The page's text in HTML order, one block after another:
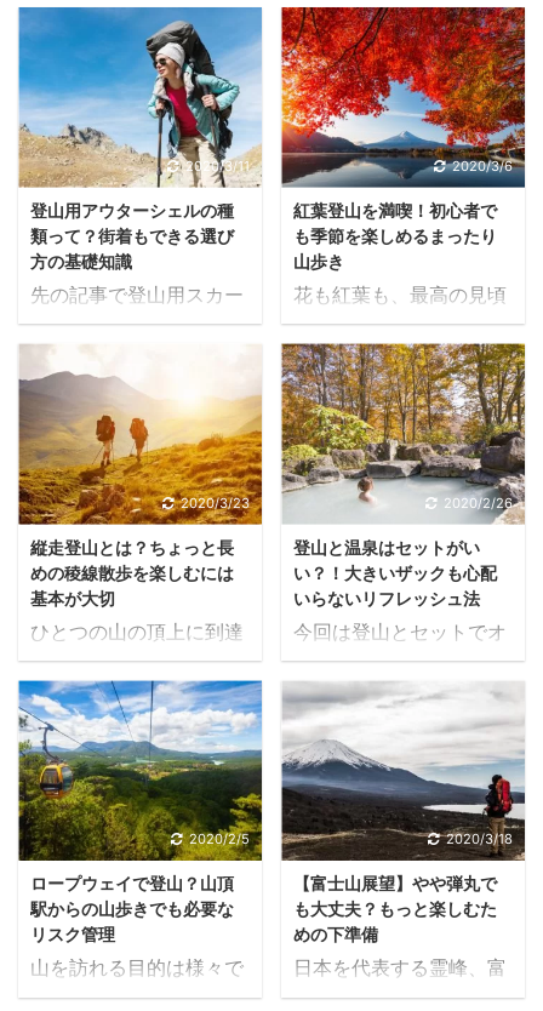
るアイテムになっている
のです。 今回はそんなト
レッキングポールに注目
します。正しい使用法を
把握し、有効に活用して
いきましょう。 トレッキ
ングポールは3種類 トレ
ッキングポールは飛躍的
に進化しており、 ...
耐え、ダメージやストレ
スに強く、なおかつ背負
っても不快に感じさせな
い質感が必要です。 不快
に感じさせないというと
少々わかりにくいです
が、具体的には歩行時に
しっかり背中で固定さ
れ、負荷のかかる肩にか
...
のが雨具です。 しかし一
口に雨具といっても様々
ですよね。一般的には折
りたたみ傘、雨合羽、ポ
ンチョなどを思い浮かべ
る人も多いでしょう。 し
かし実は、登山用として
「レインウェア」という
専用の雨具があるので
す。今回はそんなレイン
ウェアをテーマに取り上
一般的な雨合羽という
と、ワンピースのスタイ
ルです。一見合理的です
が、歩きにくく動作が制
限されてしまうのが難点
です。 また、膝から下に
ついてはカバーされてい
ないものが大半であり ...
ナップザック、寝袋、雨
具…どれも正解です。 し
かし、真っ先に揃えたい
のはシューズです。理由
は単純明快で、「登山の
基本動作は歩行だから」
です。 また、ナップザッ
クや雨具であれば専用の
ものとはいかないまで
も、日常使いのものが家
にありますよね。 寝袋も
格的なプランでもない限
り、まず差し迫って用意
する必要はありません。
とはいっても、上記のよ
うな消去法ではなく登山
靴を最優先でプッシュす
るべき積極的な理由も必
要です。 そこで今回は、
登山靴の必要性や特 ...
2020/3/11
登山用アウターシェルの種
類って？街着もできる選び
方の基礎知識
先の記事で登山用スカー
トに言及した通り、昨今
では機能面だけでなくフ
ァッション性をも備えた
ハイブリッドな登山ウェ
アが続々誕生していま
す。 「登山ウェアはカッ
コ悪い、ダサい」という
認識はもう古いのです。
これを踏まえ、今回は登
山ウェアの中からアウタ
ーシェルをご紹介しま
す。 「アウターシェル」
聞こえますが、内実は細
分化が非常に進んでお
り、目的と用途に合わせ
て様々なモデルを選ぶこ
とができます。中には登
山以外の用途に堪えうる
ものまであるのです。 そ
こで、アウターシェルの
中でも代表的なものをい
く ...
2020/3/6
紅葉登山を満喫！初心者で
も季節を楽しめるまったり
山歩き
花も紅葉も、最高の見頃
といえばほんの一瞬で
す。それらは自然の一部
であるため、我々が開花
の時期を調節することは
できないのです。 その意
味で、現地を訪れた人だ
けがその時だけ楽しむこ
とができる一期一会の世
界といえるでしょう。 今
回はそんな、山における
紅葉の魅力をお伝えしま
す。 日本の山文化の財
本独特の文化です。これ
は山の景観においても当
てはまります。 春には低
山の草花や花木、夏は高
峰の高山植物が見もので
す。冬はどの山も見事な
までに白一色の雪化粧を
纏うのが風物詩ですね。
しかし、やはり秋の ...
2020/3/23
縦走登山とは？ちょっと長
めの稜線散歩を楽しむには
基本が大切
ひとつの山の頂上に到達
した後、下山せずに続け
て他の山に向かう登山方
法を「縦走登山」といい
ます。 そして登山中級者
にとっての試金石という
べきテクニックが、今回
のテーマである「縦走」
です。 山と山とをつなげ
て歩くのは正に縦走登山
の醍醐味です。 こればか
りはロープウェイやヘリ
コプターなどの乗り物で
2020/2/26
登山と温泉はセットがい
い？！大きいザックも心配
いらないリフレッシュ法
今回は登山とセットでオ
ススメしたい、温泉の魅
力をご紹介します。とい
っても単なる温泉観光で
はなく、下山後に嗜む温
泉こそ最高の贅沢である
ことをお伝えします。 熟
練のマニアともなると、
山と温泉、どちらかが欠
けても魅力は半減してし
まうといいます。 それほ
どに登山と温泉は切って
も切れない関係といえる
2020/2/5
ロープウェイで登山？山頂
駅からの山歩きでも必要な
リスク管理
山を訪れる目的は様々で
す。自力で麓から山頂ま
2020/3/18
【富士山展望】やや弾丸で
も大丈夫？もっと楽しむた
めの下準備
日本を代表する霊峰、富
士山は標高3,776mを誇